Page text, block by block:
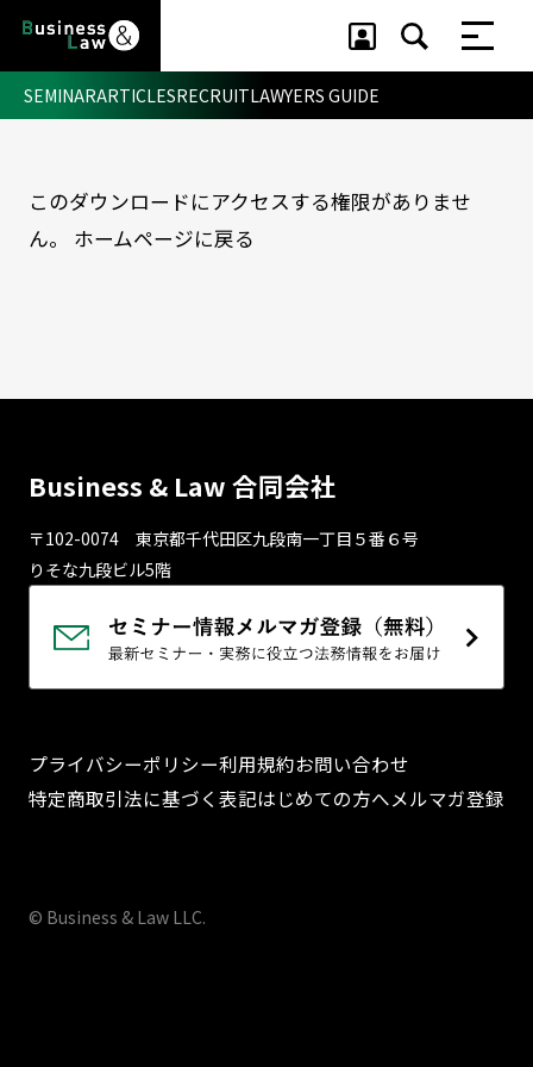
セミナー ・ 記事
セミナー
SEMINARARTICLESRECRUITLAWYERS GUIDE
このダウンロードにアクセスする権限がありませ
ん。 ホームページに戻る
Business & Law 合同会社
〒102-0074 東京都千代⽥区九段南⼀丁⽬５番６号
りそな九段ビル5階
プライバシーポリシー利用規約お問い合わせ
特定商取引法に基づく表記はじめての方へメルマガ登録
© Business & Law LLC.